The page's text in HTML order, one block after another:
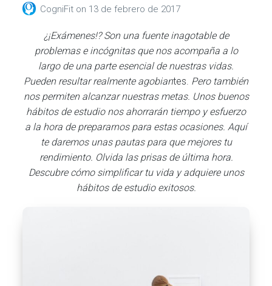
CogniFit on 13 de febrero de 2017
¿¡Exámenes!? Son una fuente inagotable de
problemas e incógnitas que nos acompaña a lo
largo de una parte esencial de nuestras vidas.
Pueden resultar realmente agobiantes. Pero también
nos permiten alcanzar nuestras metas. Unos buenos
hábitos de estudio nos ahorrarán tiempo y esfuerzo
a la hora de prepararnos para estas ocasiones. Aquí
te daremos unas pautas para que mejores tu
rendimiento. Olvida las prisas de última hora.
Descubre cómo simplificar tu vida y adquiere unos
hábitos de estudio exitosos.